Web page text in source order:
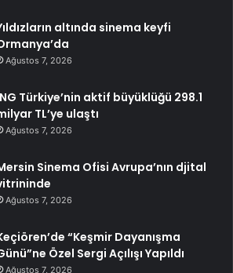
altında sinema keyfi
Ağustos 7, 2026
Türkiye’nin aktif büyüklüğü 298.1
TL’ye ulaştı
Ağustos 7, 2026
Sinema Ofisi Avrupa’nın djital
Ağustos 7, 2026
“Keşmir Dayanışma
Özel Sergi Açılışı Yapıldı
Ağustos 7, 2026